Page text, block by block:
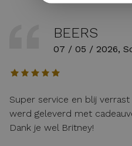
BEERS
07 / 05 / 2026,
Super service en blij
werd geleverd met
Dank je wel Britney!